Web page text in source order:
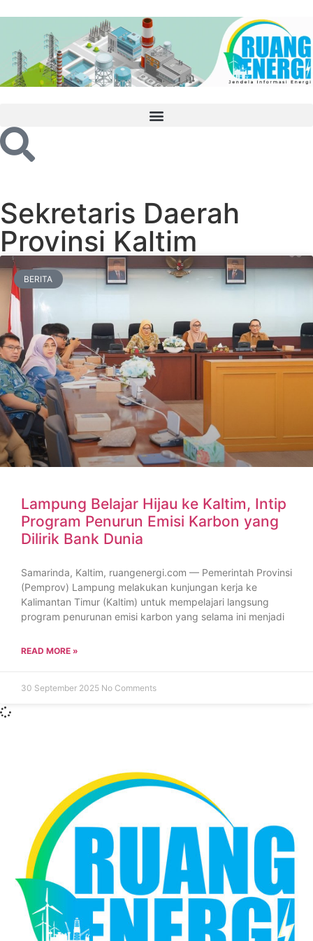
Sekretaris Daerah
Provinsi Kaltim
BERITA
Lampung Belajar Hijau ke Kaltim, Intip
Program Penurun Emisi Karbon yang
Dilirik Bank Dunia
Samarinda, Kaltim, ruangenergi.com — Pemerintah Provinsi
(Pemprov) Lampung melakukan kunjungan kerja ke
Kalimantan Timur (Kaltim) untuk mempelajari langsung
program penurunan emisi karbon yang selama ini menjadi
READ MORE »
30 September 2025 No Comments